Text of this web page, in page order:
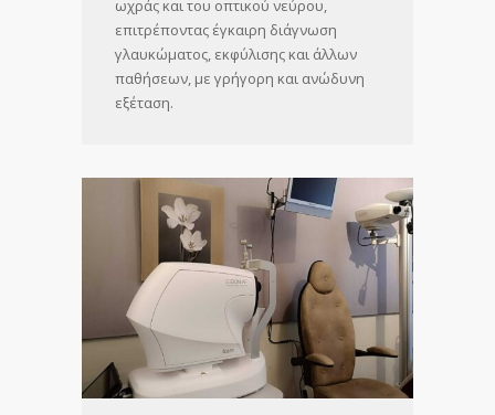
ωχράς και του οπτικού νεύρου,
επιτρέποντας έγκαιρη διάγνωση
γλαυκώματος, εκφύλισης και άλλων
παθήσεων, με γρήγορη και ανώδυνη
εξέταση.